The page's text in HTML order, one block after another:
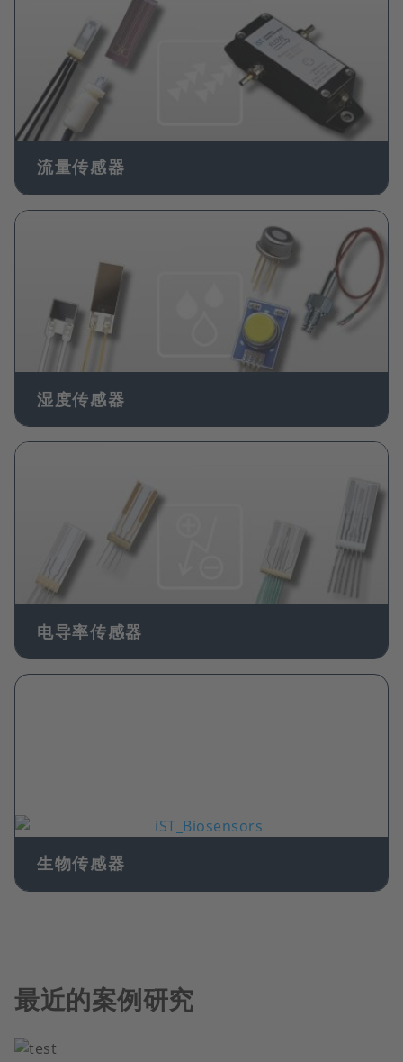
流量传感器
湿度传感器
电导率传感器
生物传感器
Image
最近的案例研究